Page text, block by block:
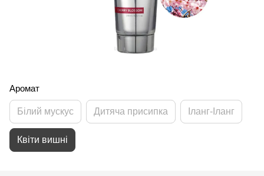
Аромат
Білий мускус Дитяча присипка Іланг-Іланг
Квіти вишні